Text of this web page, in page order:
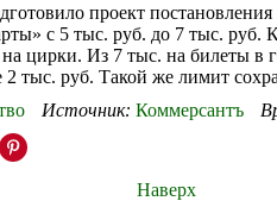
проект постановления
с 5 тыс. руб. до 7 тыс. руб.
на цирки. Из 7 тыс. на билеты в
2 тыс. руб. Такой же лимит
Источник: Коммерсантъ
Наверх